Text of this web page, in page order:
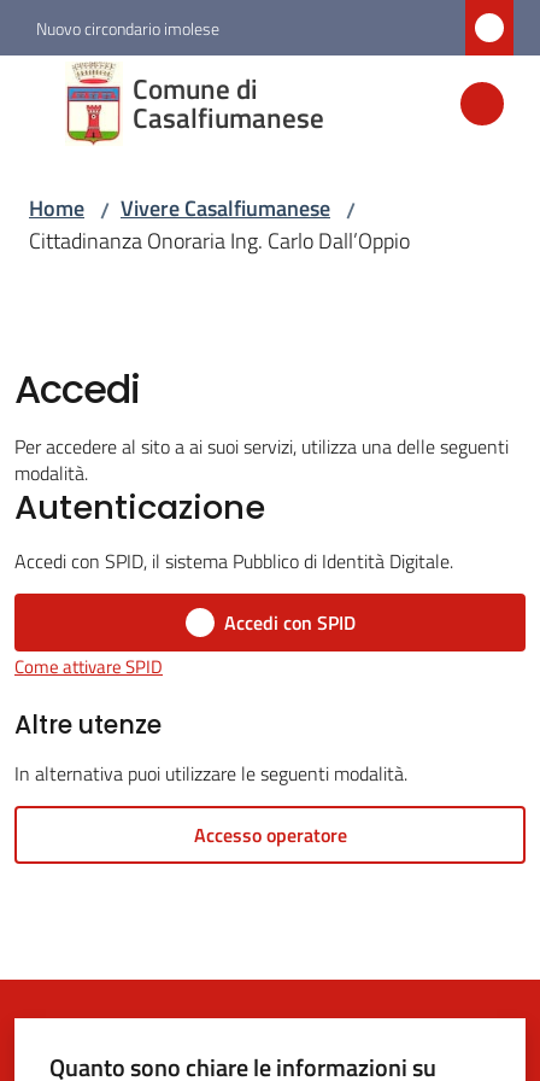
Vai al contenuto
Vai alla navigazione
Vai al footer
Nuovo circondario imolese
Comune di
Casalfiumanese
Comune di
Casalfiumanese
Amministrazione
Vivere
Casalfiumanese
Menu selezionato
5x1000
Servizi
line
Tutti
Home / Vivere Casalfiumanese /
Cittadinanza Onoraria Ing. Carlo Dall’Oppio
Accedi
Per accedere al sito a ai suoi servizi, utilizza una delle seguenti
modalità.
Autenticazione
Accedi con SPID, il sistema Pubblico di Identità Digitale.
Accedi con SPID
Come attivare SPID
Altre utenze
In alternativa puoi utilizzare le seguenti modalità.
Accesso operatore
Quanto sono chiare le informazioni su